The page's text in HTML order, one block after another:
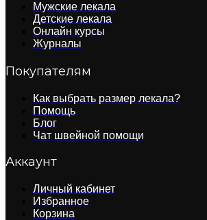
Мужские лекала
Детские лекала
Онлайн курсы
Журналы
Покупателям
Как выбрать размер лекала?
Помощь
Блог
Чат швейной помощи
Аккаунт
Личный кабинет
Избранное
Корзина